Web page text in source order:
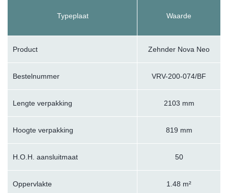
Typeplaat Waarde
Product Zehnder Nova Neo
Bestelnummer VRV-200-074/BF
Lengte verpakking 2103 mm
Hoogte verpakking 819 mm
H.O.H. aansluitmaat 50
Oppervlakte 1.48 m²